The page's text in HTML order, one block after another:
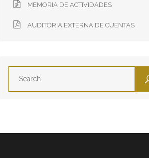
MEMORIA DE ACTIVIDADES
AUDITORIA EXTERNA DE CUENTAS